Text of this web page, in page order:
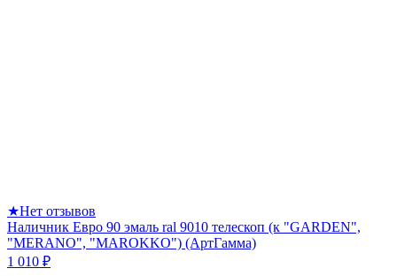
★Нет отзывов
Наличник Евро 90 эмаль ral 9010 телескоп (к "GARDEN",
"MERANO", "MAROKKO") (АртГамма)
1 010 ₽